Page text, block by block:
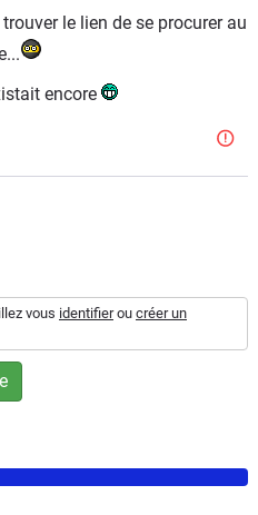
le lien de se procurer au
encore
vous identifierou créer un